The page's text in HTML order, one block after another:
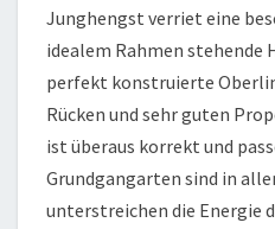
Junghengst verriet eine
idealem Rahmen stehende
perfekt konstruierte
Rücken und sehr guten
ist überaus korrekt und
Grundgangarten sind in
unterstreichen die Energie